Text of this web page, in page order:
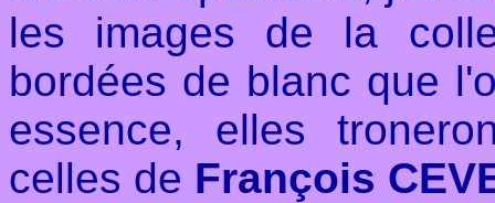
les images de la
bordées de blanc que
essence, elles
celles de François